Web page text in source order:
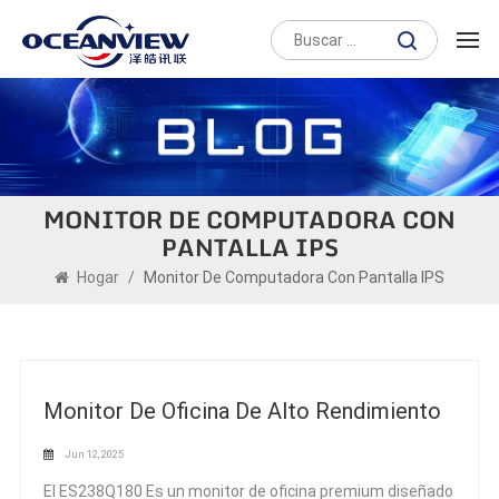
MONITOR DE COMPUTADORA CON
PANTALLA IPS
Hogar / Monitor De Computadora Con Pantalla IPS
Monitor De Oficina De Alto Rendimiento
Jun 12, 2025
El ES238Q180 Es un monitor de oficina premium diseñado